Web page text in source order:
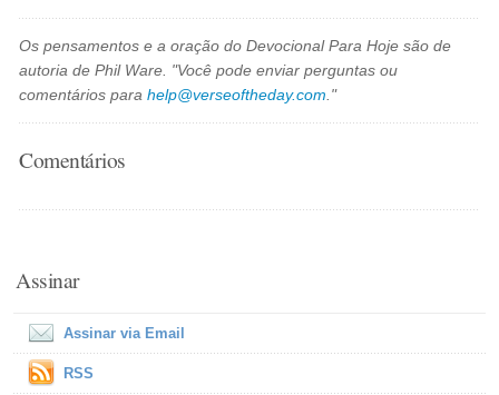
Os pensamentos e a oração do Devocional Para Hoje são de
autoria de Phil Ware. "Você pode enviar perguntas ou
comentários parahelp@verseoftheday.com ."
Comentários
Assinar
Assinar via Email
RSS